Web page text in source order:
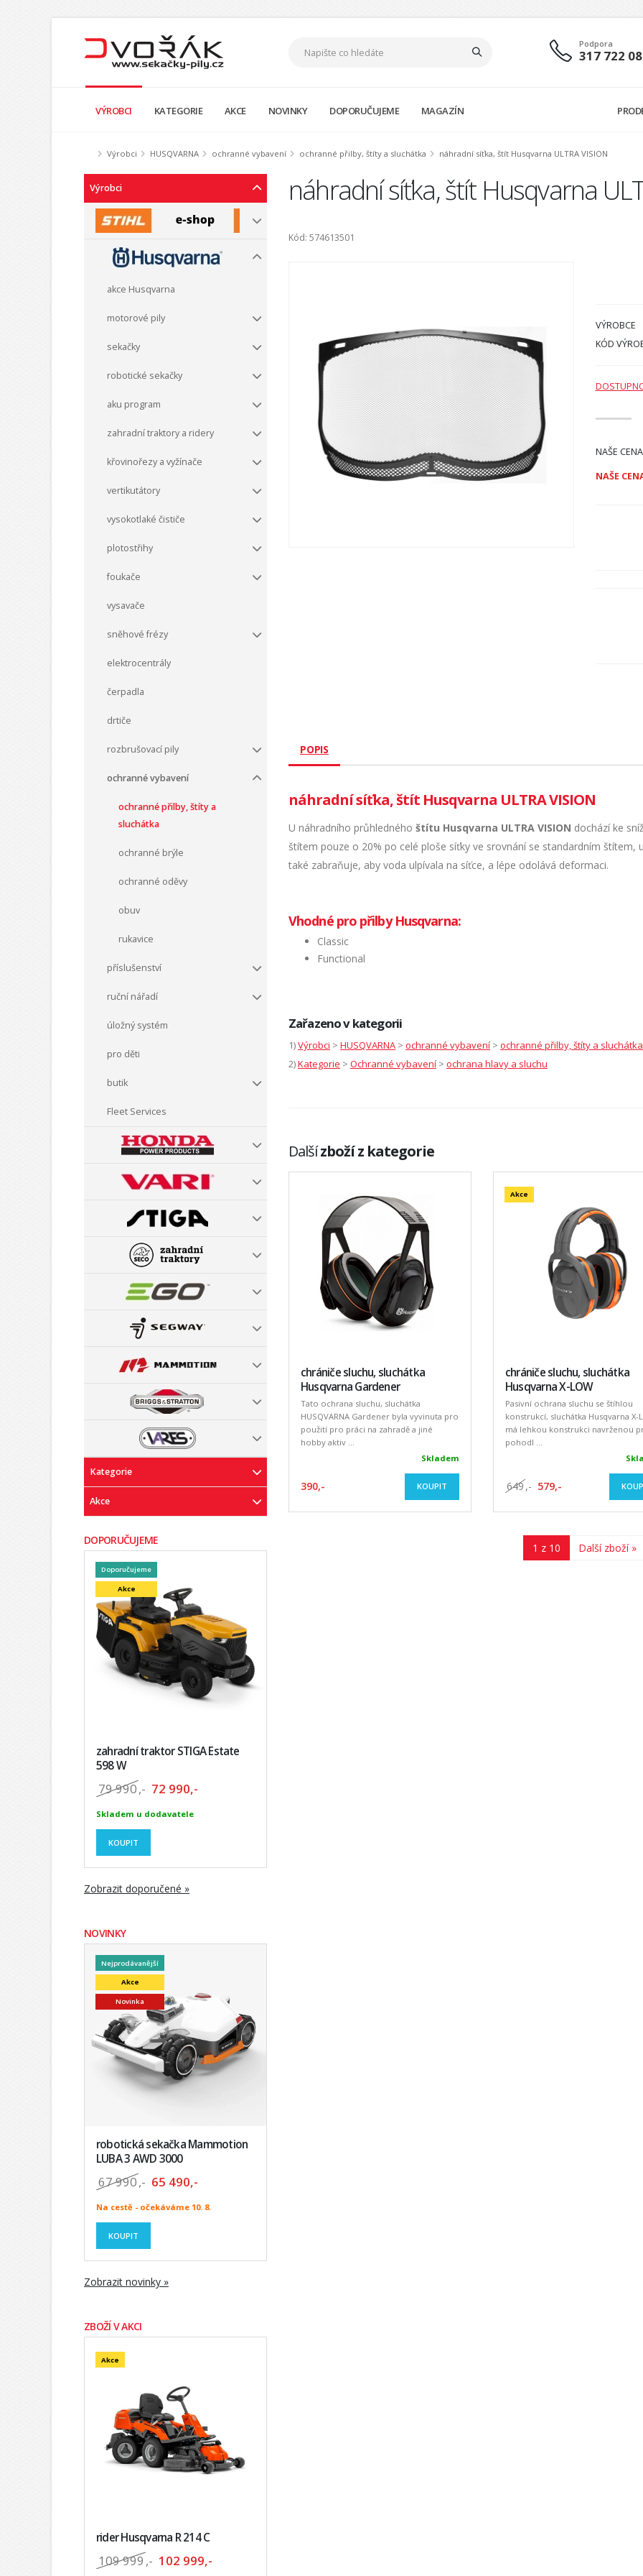
Podpora
317 722
VÝROBCI KATEGORIE AKCE NOVINKY DOPORUČUJEME MAGAZÍN
Výrobci HUSQVARNA ochranné vybavení ochranné přilby, štíty a sluchátka náhradní síťka, štít Husqvarna ULTRA VISION
Výrobci
akce Husqvarna
motorové pily
sekačky
robotické sekačky
aku program
zahradní traktory a ridery
křovinořezy a vyžínače
vertikutátory
vysokotlaké čističe
plotostřihy
foukače
vysavače
sněhové frézy
elektrocentrály
čerpadla
drtiče
rozbrušovací pily
ochranné vybavení
ochranné přilby, štíty a
sluchátka
ochranné brýle
ochranné oděvy
obuv
rukavice
příslušenství
ruční nářadí
úložný systém
pro děti
butik
Fleet Services
Kategorie
Akce
DOPORUČUJEME
Doporučujeme
Akce
zahradní traktor STIGA Estate
598 W
79 990,- 72 990,-
Skladem u dodavatele
KOUPIT
Zobrazit doporučené »
NOVINKY
Nejprodávanější
Akce
Novinka
robotická sekačka Mammotion
LUBA 3 AWD 3000
67 990,- 65 490,-
Na cestě - očekáváme 10. 8.
KOUPIT
Zobrazit novinky »
ZBOŽÍ V AKCI
Akce
rider Husqvarna R 214 C
109 999 ,- 102 999,-
náhradní síťka, štít Husqvarna
Kód: 574613501
VÝROBCE
KÓD
NAŠE
NAŠE
POPIS
náhradní síťka, štít Husqvarna ULTRA VISION
U náhradního průhledného štítu Husqvarna ULTRA VISION dochází ke
štítem pouze o 20% po celé ploše síťky ve srovnání se standardním štítem,
také zabraňuje, aby voda ulpívala na síťce, a lépe odolává deformaci.
Vhodné pro přilby Husqvarna:
Classic
Functional
Zařazeno v kategorii
1)Výrobci > HUSQVARNA > ochranné vybavení > ochranné přilby, štíty a sluchátka
2)Kategorie > Ochranné vybavení > ochrana hlavy a sluchu
Dalšízboží z kategorie
chrániče sluchu, sluchátka
Husqvarna Gardener
Tato ochrana sluchu, sluchátka
HUSQVARNA Gardener byla vyvinuta pro
použití pro práci na zahradě a jiné
hobby aktiv ...
Skladem
390,- KOUPIT
Akce
chrániče sluchu, sluchátka
Husqvarna X-LOW
Pasivní ochrana sluchu se štíhlou
konstrukcí, sluchátka Husqvarna X-
má lehkou konstrukci navrženou
pohodl ...
649 ,- 579,-
1 z 10 Další zboží »